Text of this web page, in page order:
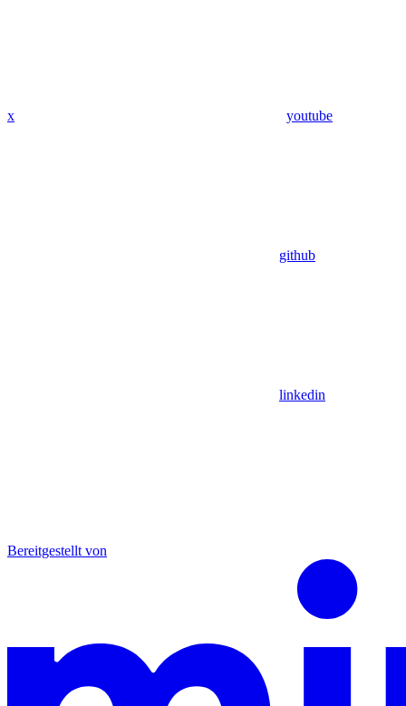
x youtube
github
linkedin
Bereitgestellt von